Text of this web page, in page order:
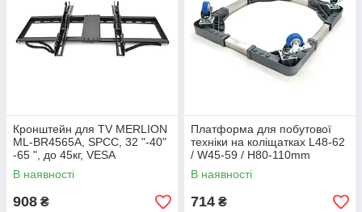
Кронштейн для TV MERLION
ML-BR4565A, SPCC, 32 "-40"
-65 ", до 45кг, VESA
600х400mm, кут нахилу ± 15
°, 65mm до стіни Q6
В наявності
908 ₴
Платформа для побутової
техніки на коліщатках L48-62
/ W45-59 / H80-110mm
В наявності
714 ₴